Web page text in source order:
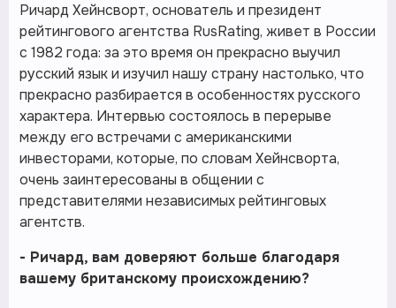
Ричард Хейнсворт, основатель и президент
рейтингового агентства RusRating, живет в России
с 1982 года: за это время он прекрасно выучил
русский язык и изучил нашу страну настолько, что
прекрасно разбирается в особенностях русского
характера. Интервью состоялось в перерыве
между его встречами с американскими
инвесторами, которые, по словам Хейнсворта,
очень заинтересованы в общении с
представителями независимых рейтинговых
агентств.
- Ричард, вам доверяют больше благодаря
вашему британскому происхождению?